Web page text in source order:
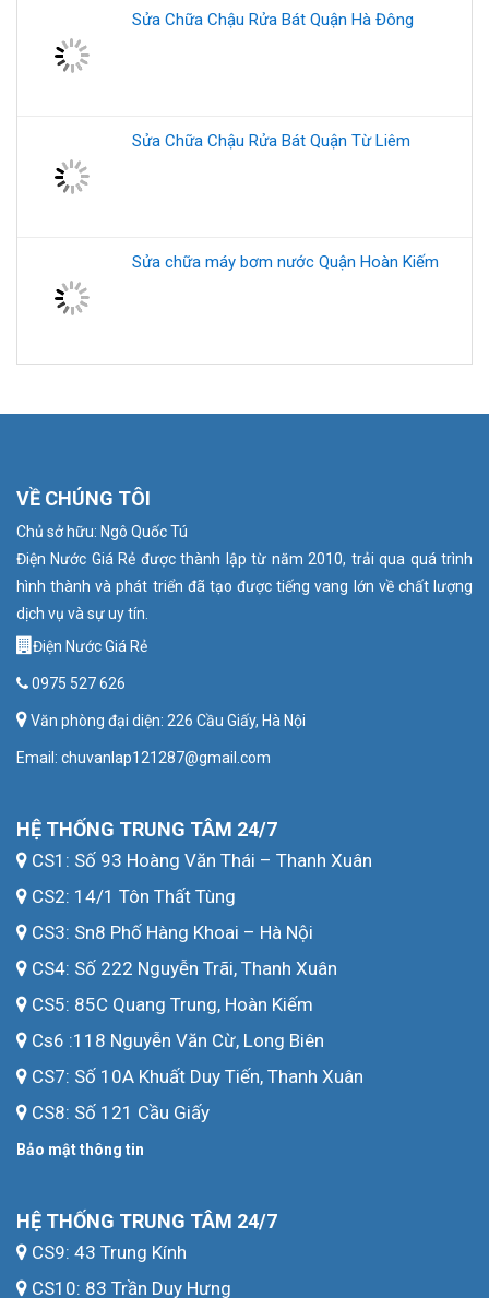
Sửa Chữa Chậu Rửa Bát Quận Hà Đông
Sửa Chữa Chậu Rửa Bát Quận Từ Liêm
Sửa chữa máy bơm nước Quận Hoàn Kiếm
VỀ CHÚNG TÔI
Chủ sở hữu: Ngô Quốc Tú
Điện Nước Giá Rẻ được thành lập từ năm 2010, trải qua quá trình
hình thành và phát triển đã tạo được tiếng vang lớn về chất lượng
dịch vụ và sự uy tín.
Điện Nước Giá Rẻ
0975 527 626
Văn phòng đại diện: 226 Cầu Giấy, Hà Nội
Email: chuvanlap121287@gmail.com
HỆ THỐNG TRUNG TÂM 24/7
CS1: Số 93 Hoàng Văn Thái – Thanh Xuân
CS2: 14/1 Tôn Thất Tùng
CS3: Sn8 Phố Hàng Khoai – Hà Nội
CS4: Số 222 Nguyễn Trãi, Thanh Xuân
CS5: 85C Quang Trung, Hoàn Kiếm
Cs6 :118 Nguyễn Văn Cừ, Long Biên
CS7: Số 10A Khuất Duy Tiến, Thanh Xuân
CS8: Số 121 Cầu Giấy
Bảo mật thông tin
HỆ THỐNG TRUNG TÂM 24/7
CS9: 43 Trung Kính
CS10: 83 Trần Duy Hưng